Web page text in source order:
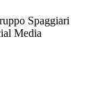
Spaggiari
Media